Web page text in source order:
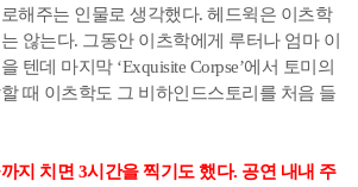
해주는 인물로 생각했다. 헤드윅은 이츠학
않는다. 그동안 이츠학에게 루터나 엄마 이
텐데 마지막 ‘Exquisite Corpse’에서 토미의
때 이츠학도 그 비하인드스토리를 처음 들
지 치면 3시간을 찍기도 했다. 공연 내내 주